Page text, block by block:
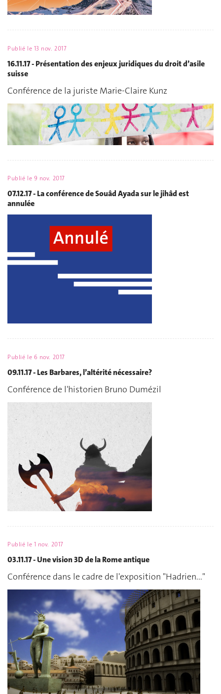
Publié le 13 nov. 2017
16.11.17 - Présentation des enjeux juridiques du droit d’asile
suisse
Conférence de la juriste Marie-Claire Kunz
Publié le 9 nov. 2017
07.12.17 - La conférence de Souâd Ayada sur le jihâd est
annulée
Publié le 6 nov. 2017
09.11.17 - Les Barbares, l’altérité nécessaire?
Conférence de l'historien Bruno Dumézil
Publié le 1 nov. 2017
03.11.17 - Une vision 3D de la Rome antique
Conférence dans le cadre de l'exposition "Hadrien..."